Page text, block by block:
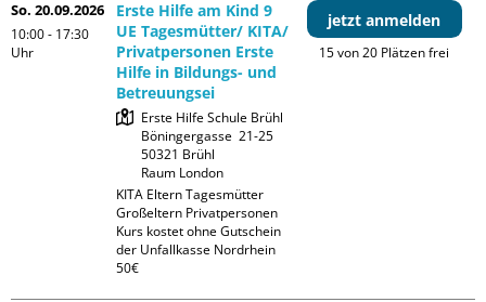
So. 20.09.2026
10:00 - 17:30
Uhr
Erste Hilfe am Kind 9
UE Tagesmütter/ KITA/
Privatpersonen Erste
Hilfe in Bildungs- und
Betreuungsei
Erste Hilfe Schule Brühl
Böningergasse  21-25
50321 Brühl
Raum London
KITA Eltern Tagesmütter
Großeltern Privatpersonen
Kurs kostet ohne Gutschein
der Unfallkasse Nordrhein
50€
jetzt anmelden
15 von 20 Plätzen frei